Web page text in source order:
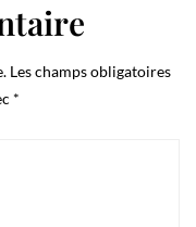
Les champs obligatoires
*